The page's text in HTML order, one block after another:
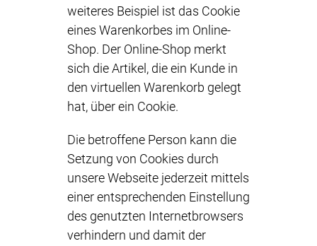
weiteres Beispiel ist das Cookie
eines Warenkorbes im Online-
Shop. Der Online-Shop merkt
sich die Artikel, die ein Kunde in
den virtuellen Warenkorb gelegt
hat, über ein Cookie.
Die betroffene Person kann die
Setzung von Cookies durch
unsere Webseite jederzeit mittels
einer entsprechenden Einstellung
des genutzten Internetbrowsers
verhindern und damit der